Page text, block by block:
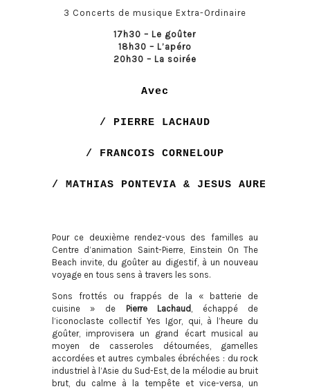
3 Concerts de musique Extra-Ordinaire
17h30 – Le goûter
18h30 – L’apéro
20h30 – La soirée
Avec
/ PIERRE LACHAUD
/ FRANCOIS CORNELOUP
/ MATHIAS PONTEVIA & JESUS AURED
Pour ce deuxième rendez-vous des familles au
Centre d’animation Saint-Pierre, Einstein On The
Beach invite, du goûter au digestif, à un nouveau
voyage en tous sens à travers les sons.
Sons frottés ou frappés de la « batterie de
cuisine » de Pierre Lachaud
, échappé de
l’iconoclaste collectif Yes Igor, qui, à l’heure du
goûter, improvisera un grand écart musical au
moyen de casseroles détournées, gamelles
accordées et autres cymbales ébréchées : du rock
industriel à l’Asie du Sud-Est, de la mélodie au bruit
brut, du calme à la tempête et vice-versa, un